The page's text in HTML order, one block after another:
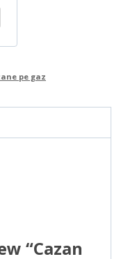
pe gaz
“Cazan